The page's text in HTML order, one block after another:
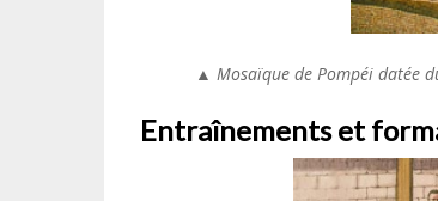
▲ Mosaïque de Pompéi datée
Entraînements et